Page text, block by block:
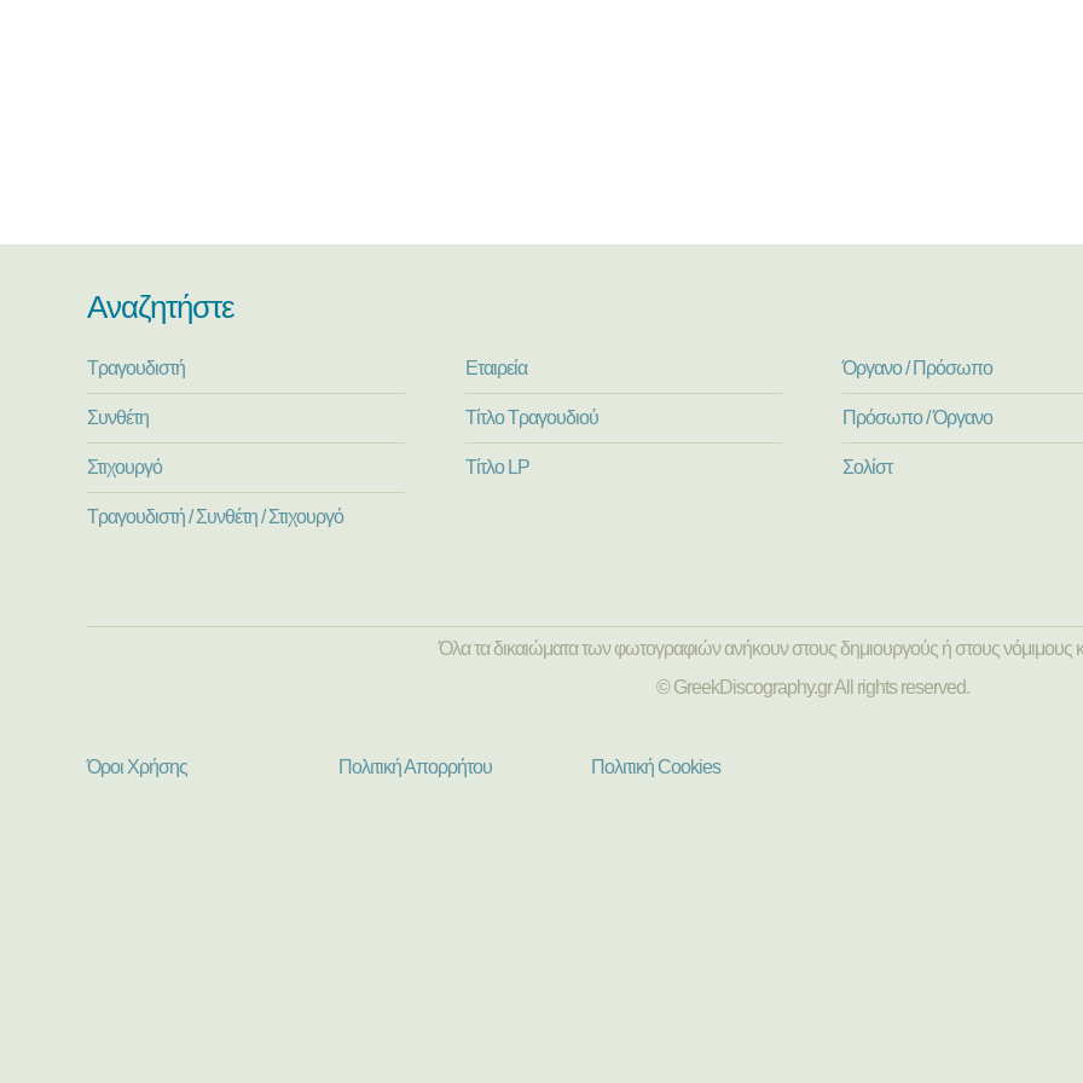
Αναζητήστε
Τραγουδιστή
Συνθέτη
Στιχουργό
Τραγουδιστή / Συνθέτη / Στιχουργό
Εταιρεία
Τίτλο Τραγουδιού
Τίτλο LP
Όργανο / Πρόσωπο
Πρόσωπο / Όργανο
Σολίστ
Όλα τα δικαιώματα των φωτογραφιών ανήκουν στους δημιουργούς ή στους νόμιμους
© GreekDiscography.gr All rights reserved.
Όροι Χρήσης Πολιτική Απορρήτου Πολιτική Cookies